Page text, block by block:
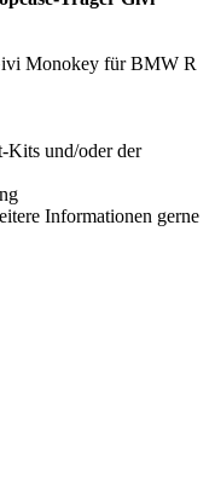
Monokey für BMW R
Kits und/oder der
Informationen gerne